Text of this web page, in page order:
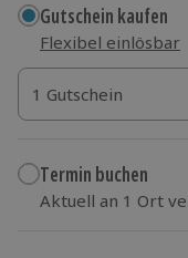
Gutschein kaufen
Flexibel einlösbar
1 Gutschein
1 Gutschein
1 Gutschein
Termin buchen
Aktuell an 1 Ort